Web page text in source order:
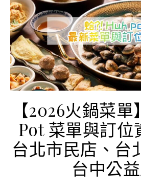
【2026火鍋菜
Pot 菜單與訂
台北市民店、台
台中公